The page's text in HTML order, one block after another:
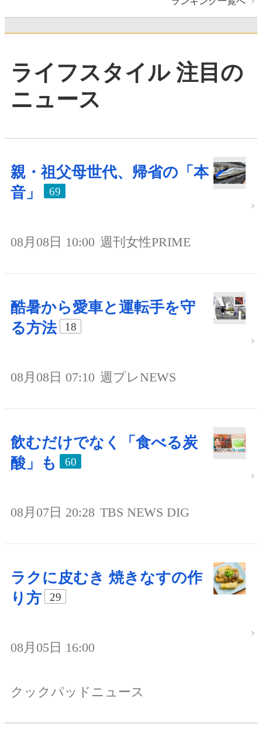
ライフスタイル 注目の
ニュース
親・祖父母世代、帰省の「本
音」
69
08月08日 10:00 週刊女性PRIME
酷暑から愛車と運転手を守
る方法
18
08月08日 07:10 週プレNEWS
飲むだけでなく「食べる炭
酸」も
60
08月07日 20:28 TBS NEWS DIG
ラクに皮むき 焼きなすの作
り方
29
08月05日 16:00
クックパッドニュース